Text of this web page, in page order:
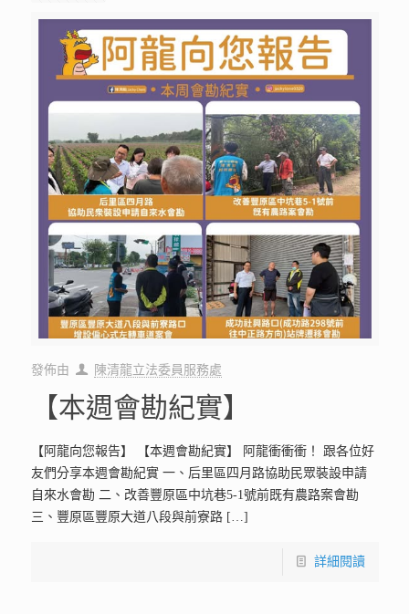
發佈由 陳清龍立法委員服務處
【本週會勘紀實】
【阿龍向您報告】 【本週會勘紀實】 阿龍衝衝衝！ 跟各位好
友們分享本週會勘紀實 一、后里區四月路協助民眾裝設申請
自來水會勘 二、改善豐原區中坑巷5-1號前既有農路案會勘
三、豐原區豐原大道八段與前寮路[…]
詳細閱讀